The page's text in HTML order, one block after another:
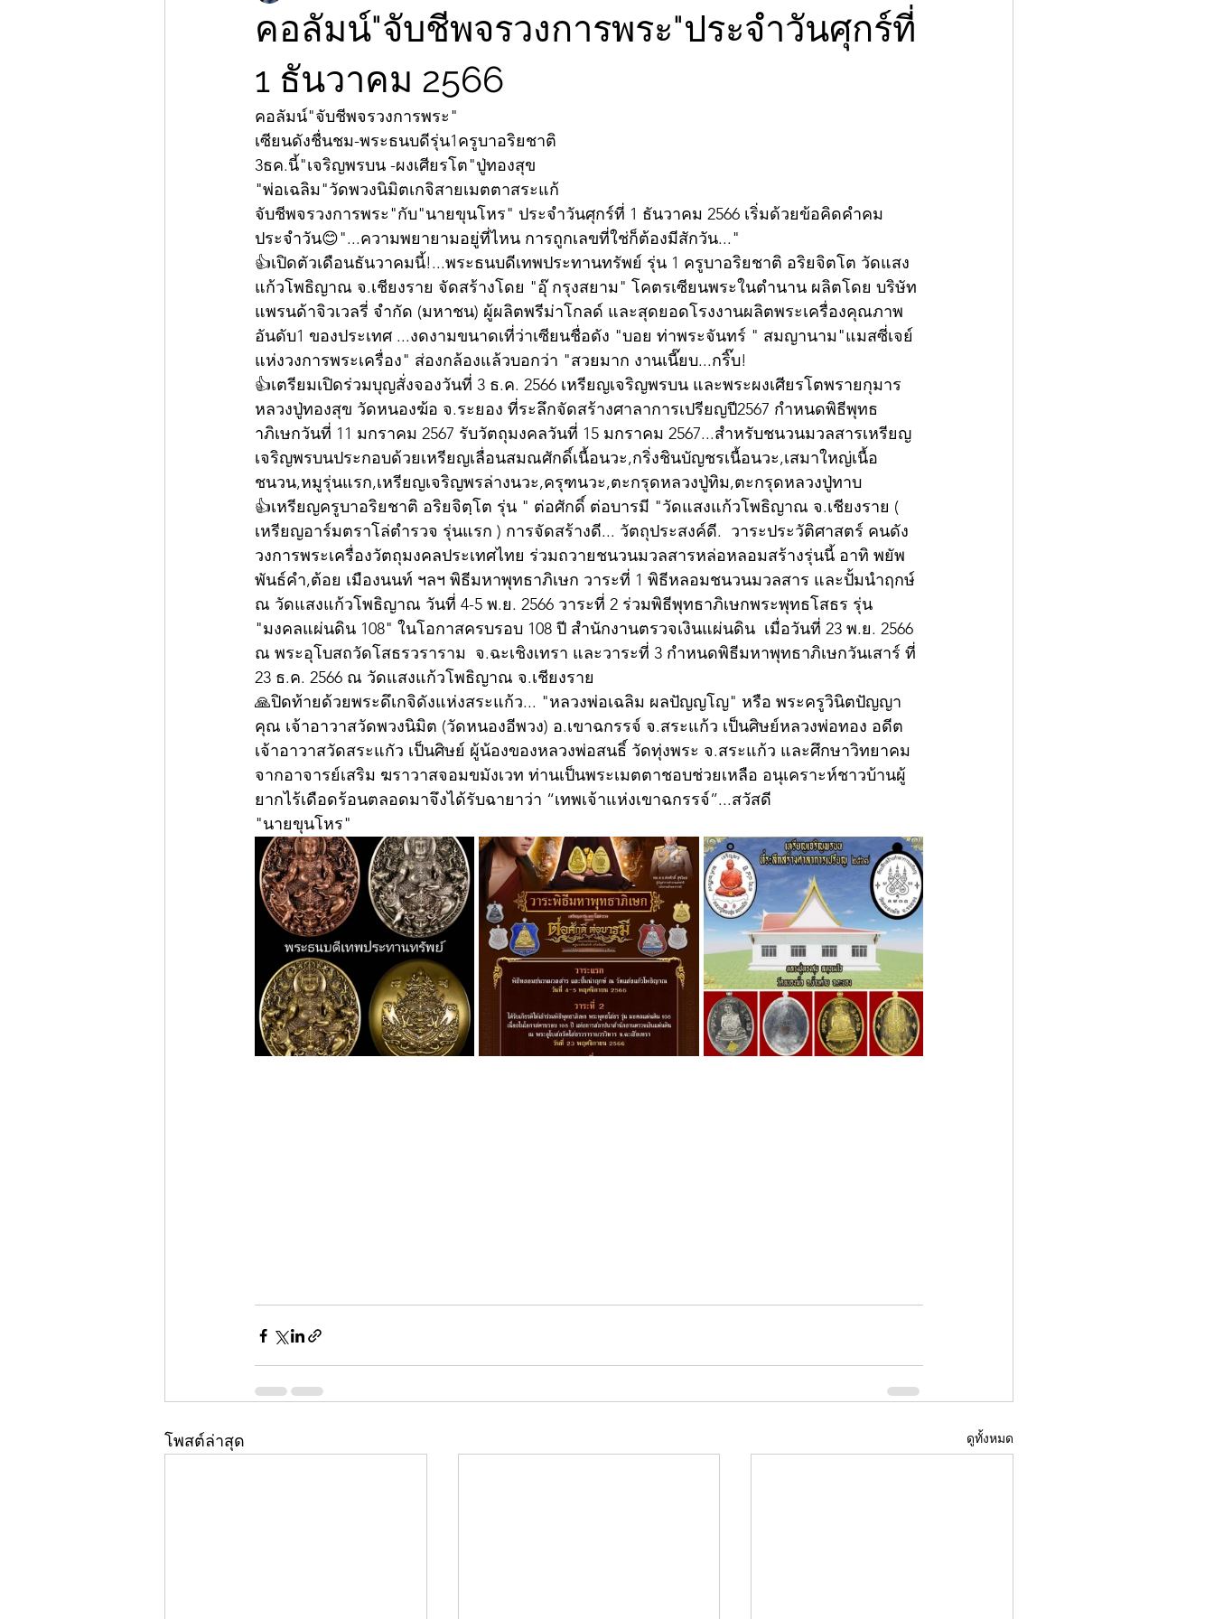
คอลัมน์"จับชีพจรวงการพระ"ประจำวันศุกร์ที่
1 ธันวาคม 2566
คอลัมน์"จับชีพจรวงการพระ"
เซียนดังชื่นชม-พระธนบดีรุ่น1ครูบาอริยชาติ
3ธค.นี้"เจริญพรบน -ผงเศียรโต"ปู่ทองสุข
"พ่อเฉลิม"วัดพวงนิมิตเกจิสายเมตตาสระแก้
จับชีพจรวงการพระ"กับ"นายขุนโหร" ประจำวันศุกร์ที่ 1 ธันวาคม 2566 เริ่มด้วยข้อคิดคำคม
ประจำวัน😊"...ความพยายามอยู่ที่ไหน การถูกเลขที่ใช่ก็ต้องมีสักวัน..."
👍เปิดตัวเดือนธันวาคมนี้!...พระธนบดีเทพประทานทรัพย์ รุ่น 1 ครูบาอริยชาติ อริยจิตโต วัดแสง
แก้วโพธิญาณ จ.เชียงราย จัดสร้างโดย "อุ๊ กรุงสยาม" โคตรเซียนพระในตำนาน ผลิตโดย บริษัท
แพรนด้าจิวเวลรี่ จำกัด (มหาชน) ผู้ผลิตพรีม่าโกลด์ และสุดยอดโรงงานผลิตพระเครื่องคุณภาพ
อันดับ1 ของประเทศ ...งดงามขนาดเที่ว่าเซียนชื่อดัง "บอย ท่าพระจันทร์ " สมญานาม"แมสซี่เจย์
แห่งวงการพระเครื่อง" ส่องกล้องแล้วบอกว่า "สวยมาก งานเนี๊ยบ...กริ๊บ!
👍เตรียมเปิดร่วมบุญสั่งจองวันที่ 3 ธ.ค. 2566 เหรียญเจริญพรบน และพระผงเศียรโตพรายกุมาร
หลวงปู่ทองสุข วัดหนองฆ้อ จ.ระยอง ที่ระลึกจัดสร้างศาลาการเปรียญปี2567 กำหนดพิธีพุทธ
าภิเษกวันที่ 11 มกราคม 2567 รับวัตถุมงคลวันที่ 15 มกราคม 2567...สำหรับชนวนมวลสารเหรียญ
เจริญพรบนประกอบด้วยเหรียญเลื่อนสมณศักดิ์เนื้อนวะ,กริ่งชินบัญชรเนื้อนวะ,เสมาใหญ่เนื้อ
ชนวน,หมูรุ่นแรก,เหรียญเจริญพรล่างนวะ,ครุฑนวะ,ตะกรุดหลวงปู่ทิม,ตะกรุดหลวงปู่ทาบ
👍เหรียญครูบาอริยชาติ อริยจิตฺโต รุ่น " ต่อศักดิ์ ต่อบารมี "วัดแสงแก้วโพธิญาณ จ.เชียงราย (
เหรียญอาร์มตราโล่ตำรวจ รุ่นแรก ) การจัดสร้างดี... วัตถุประสงค์ดี.  วาระประวัติศาสตร์ คนดัง
วงการพระเครื่องวัตถุมงคลประเทศไทย ร่วมถวายชนวนมวลสารหล่อหลอมสร้างรุ่นนี้ อาทิ พยัพ
พันธ์คำ,ต้อย เมืองนนท์ ฯลฯ พิธีมหาพุทธาภิเษก วาระที่ 1 พิธีหลอมชนวนมวลสาร และปั้มนำฤกษ์
ณ วัดแสงแก้วโพธิญาณ วันที่ 4-5 พ.ย. 2566 วาระที่ 2 ร่วมพิธีพุทธาภิเษกพระพุทธโสธร รุ่น
"มงคลแผ่นดิน 108" ในโอกาสครบรอบ 108 ปี สำนักงานตรวจเงินแผ่นดิน  เมื่อวันที่ 23 พ.ย. 2566
ณ พระอุโบสถวัดโสธรวราราม  จ.ฉะเชิงเทรา และวาระที่ 3 กำหนดพิธีมหาพุทธาภิเษกวันเสาร์ ที่
23 ธ.ค. 2566 ณ วัดแสงแก้วโพธิญาณ จ.เชียงราย
🙏ปิดท้ายด้วยพระดึเกจิดังแห่งสระแก้ว... "หลวงพ่อเฉลิม ผลปัญญโญ" หรือ พระครูวินิตปัญญา
คุณ เจ้าอาวาสวัดพวงนิมิต (วัดหนองอีพวง) อ.เขาฉกรรจ์ จ.สระแก้ว เป็นศิษย์หลวงพ่อทอง อดีต
เจ้าอาวาสวัดสระแกัว เป็นศิษย์ ผู้น้องของหลวงพ่อสนธิ์ วัดทุ่งพระ จ.สระแก้ว และศึกษาวิทยาคม
จากอาจารย์เสริม ฆราวาสจอมขมังเวท ท่านเป็นพระเมตตาชอบช่วยเหลือ อนุเคราะห์ชาวบ้านผู้
ยากไร้เดือดร้อนตลอดมาจึงได้รับฉายาว่า “เทพเจ้าแห่งเขาฉกรรจ์”...สวัสดี
"นายขุนโหร"
โพสต์ล่าสุด ดูทั้งหมด